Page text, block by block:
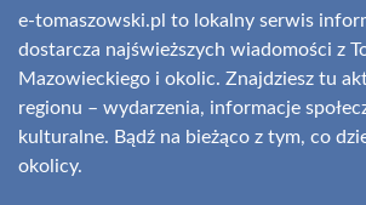
e-tomaszowski.pl to lokalny serwis
dostarcza najświeższych wiadomości z
Mazowieckiego i okolic. Znajdziesz tu
regionu – wydarzenia, informacje
kulturalne. Bądź na bieżąco z tym, co
okolicy.